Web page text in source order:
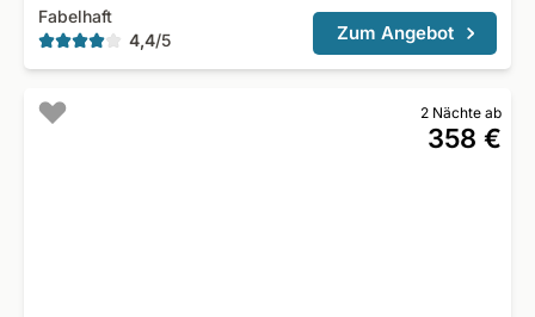
Fabelhaft
4,4/5 Zum Angebot
2 Nächte ab
358 €